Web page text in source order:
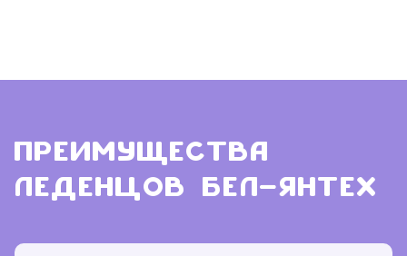
ПРЕИМУЩЕСТВА
ЛЕДЕНЦОВ "БЕЛ-ЯНТЕХ"